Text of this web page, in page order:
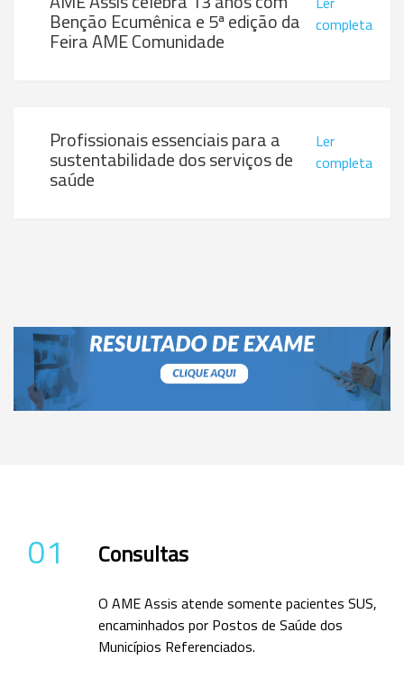
Benção Ecumênica e 5ª edição da
Feira AME Comunidade
completa
Profissionais essenciais para a
sustentabilidade dos serviços de
saúde
Ler
completa
01 Consultas
O AME Assis atende somente pacientes SUS,
encaminhados por Postos de Saúde dos
Municípios Referenciados.